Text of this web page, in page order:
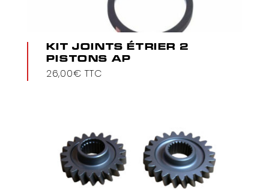
KIT JOINTS ÉTRIER 2
PISTONS AP
26,00€ TTC